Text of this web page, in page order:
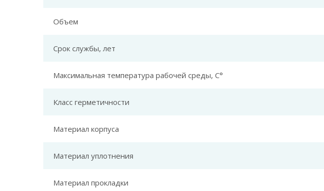
Объем
Срок службы, лет
Максимальная температура рабочей среды, С°
Класс герметичности
Материал корпуса
Материал уплотнения
Материал прокладки